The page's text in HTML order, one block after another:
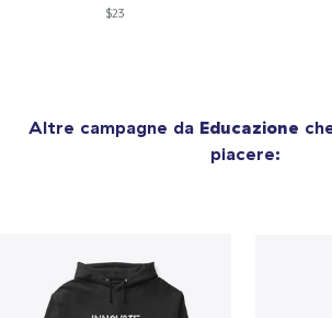
$23
Altre campagne da Educazione
piacere: